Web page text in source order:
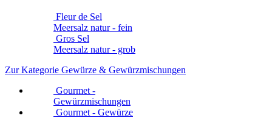
Fleur de Sel
Meersalz natur - fein
Gros Sel
Meersalz natur - grob
Zur Kategorie Gewürze & Gewürzmischungen
Gourmet -
Gewürzmischungen
Gourmet - Gewürze